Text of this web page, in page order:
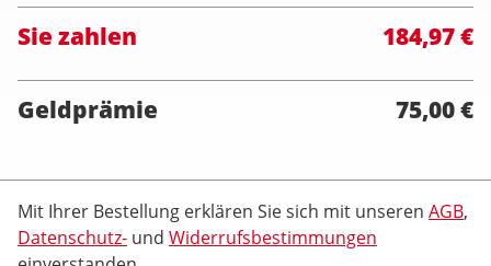
Sie zahlen 184,97 €
Geldprämie 75,00 €
Mit Ihrer Bestellung erklären Sie sich mit unseren AGB,
Datenschutz- und Widerrufsbestimmungen